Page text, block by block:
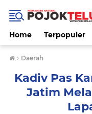
Home Terpopuler
› Daerah
Kadiv Pas
Jatim